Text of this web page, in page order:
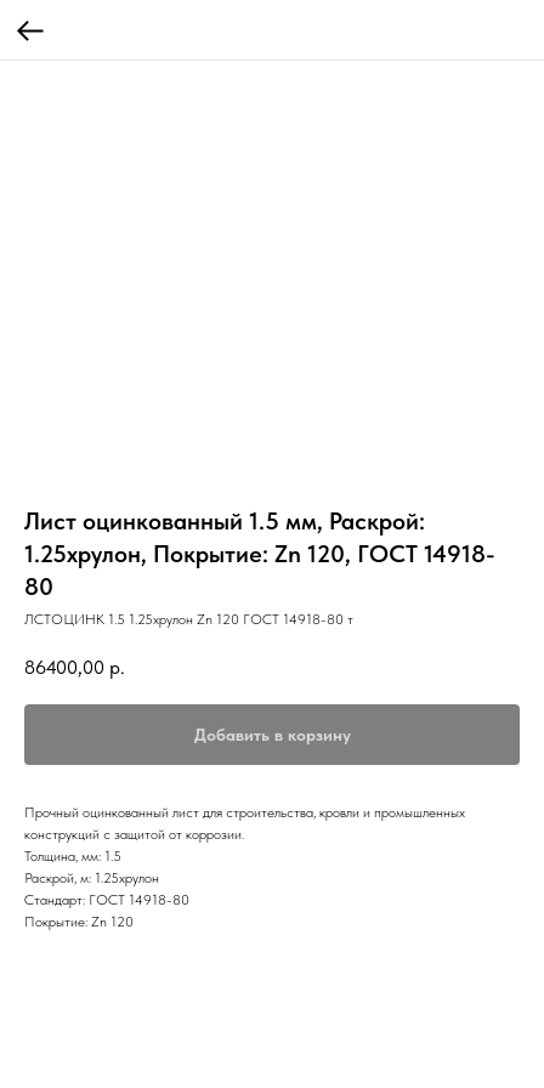
Лист оцинкованный 1.5 мм, Раскрой:
1.25хрулон, Покрытие: Zn 120, ГОСТ 14918-
80
ЛСТОЦИНК 1.5 1.25хрулон Zn 120 ГОСТ 14918-80 т
86400,00 р.
Добавить в корзину
Прочный оцинкованный лист для строительства, кровли и промышленных
конструкций с защитой от коррозии.
Толщина, мм: 1.5
Раскрой, м: 1.25хрулон
Стандарт: ГОСТ 14918-80
Покрытие: Zn 120